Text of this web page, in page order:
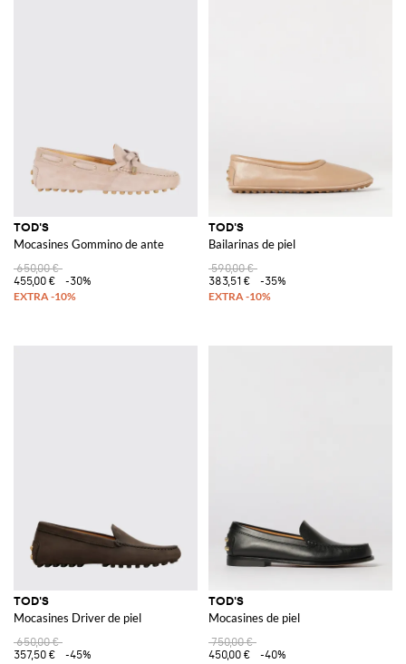
TOD'S
Mocasines Gommino de ante
650,00 €
455,00 €
-30%
TOD'S
Bailarinas de piel
590,00 €
383,51 €
-35%
TOD'S
Mocasines Driver de piel
650,00 €
357,50 €
-45%
TOD'S
Mocasines de piel
750,00 €
450,00 €
-40%